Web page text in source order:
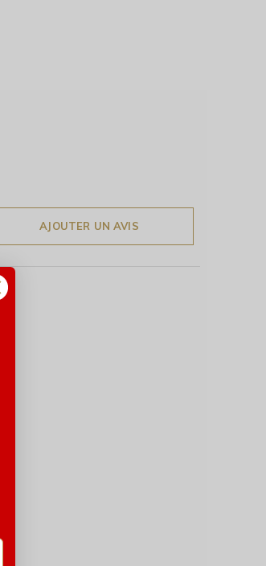
AJOUTER UN AVIS